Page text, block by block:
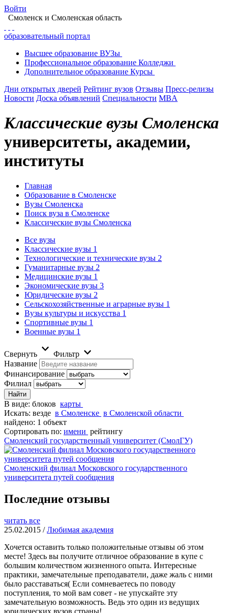
Войти
Смоленск и Смоленская область
образовательный портал
Высшее образование ВУЗы
Профессиональное образование Колледжи
Дополнительное образование Курсы
Дни открытых дверей Рейтинг вузов Отзывы Пресс-релизы
Новости Доска объявлений Специальности MBA
Классические вузы Смоленска
университеты, академии,
институты
Главная
Образование в Смоленске
Вузы Смоленска
Поиск вуза в Смоленске
Классические вузы Смоленска
Все вузы
Классические вузы 1
Технологические и технические вузы 2
Гуманитарные вузы 2
Медицинские вузы 1
Экономические вузы 3
Юридические вузы 2
Сельскохозяйственные и аграрные вузы 1
Вузы культуры и искусства 1
Спортивные вузы 1
Военные вузы 1
Свернуть
Фильтр
Название
Финансирование
Филиал
В виде: блоков карты
Искать: везде в Смоленске в Смоленской области
найдено: 1 объект
Сортировать по: имени рейтингу
Смоленский государственный университет (СмолГУ)
Смоленский филиал Московского государственного
университета путей сообщения
Последние отзывы
читать все
25.02.2015 /Любимая академия
Хочется оставить только положительные отзывы об этом
месте! Здесь вы получите отличное образование в купе с
большим количеством жизненного опыта. Интересные
практики, замечательные преподаватели, даже жаль с ними
было расставаться( Если сомневаетесь по поводу
поступления, то мой вам совет - не упускайте эту
замечательную возможность. Ведь это один из ведущих
юридических вузов страны!